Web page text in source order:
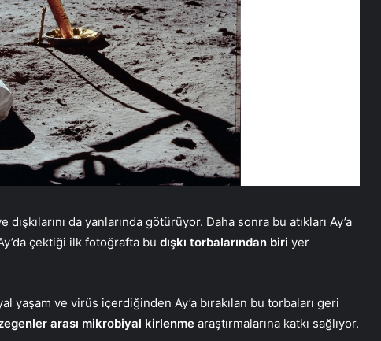
da yanlarında götürüyor. Daha sonra bu atıkları Ay’a
çektiği ilk fotoğrafta bu dışkı torbalarından biri yer
yaşam ve virüs içerdiğinden Ay’a bırakılan bu torbaları geri
arası mikrobiyal kirlenme araştırmalarına katkı sağlıyor.